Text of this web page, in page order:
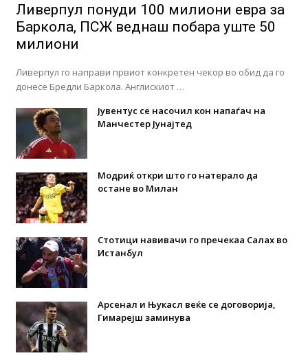
Ливерпул понуди 100 милиони евра за
Баркола, ПСЖ веднаш побара уште 50
милиони
Ливерпул го направи првиот конкретен чекор во обид да го
донесе Бредли Баркола. Англискиот …
Јувентус се насочил кон напаѓач на
Манчестер Јунајтед
Модриќ откри што го натерало да
остане во Милан
Стотици навивачи го пречекаа Салах во
Истанбул
Арсенал и Њукасл веќе се договорија,
Гимарејш заминува